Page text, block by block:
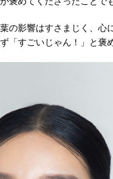
の影響はすさまじく、心
「すごいじゃん！」と褒